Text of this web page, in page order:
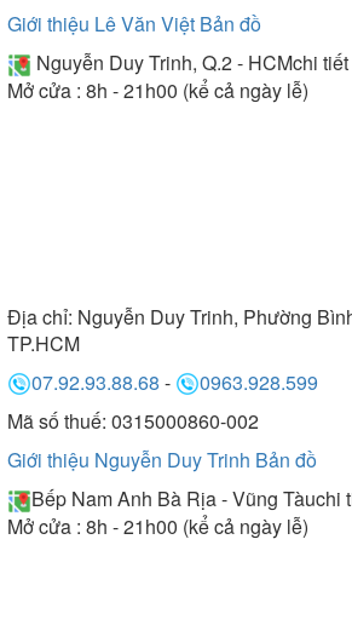
Giới thiệu Lê Văn Việt Bản đồ
Nguyễn Duy Trinh, Q.2 - HCMchi tiết
Mở cửa : 8h - 21h00 (kể cả ngày lễ)
Địa chỉ: Nguyễn Duy Trinh, Phường
TP.HCM
07.92.93.88.68 -
0963.928.599
Mã số thuế: 0315000860-002
Giới thiệu Nguyễn Duy Trinh Bản đồ
Bếp Nam Anh Bà Rịa - Vũng Tàuchi
Mở cửa : 8h - 21h00 (kể cả ngày lễ)